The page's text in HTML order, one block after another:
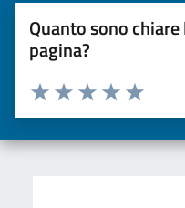
Quanto sono
pagina?
Valuta da 1 a 5 stelle la pagina
Valuta 5
Valuta 4
Valuta 3 stelle
Valuta 2 stelle su 5
Valuta una stella su 5